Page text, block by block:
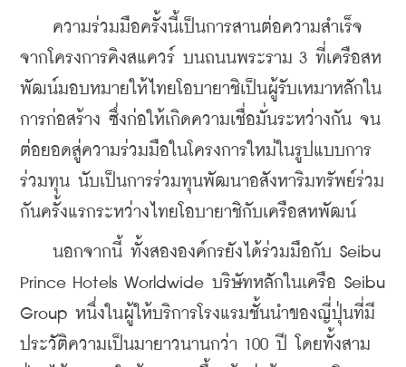
ความร่วมมือครั้งนี้เป็นการสานต่อความสำเร็จ
จากโครงการคิงสแควร์ บนถนนพระราม 3 ที่เครือสห
พัฒน์มอบหมายให้ไทยโอบายาชิเป็นผู้รับเหมาหลักใน
การก่อสร้าง ซึ่งก่อให้เกิดความเชื่อมั่นระหว่างกัน จน
ต่อยอดสู่ความร่วมมือในโครงการใหม่ในรูปแบบการ
ร่วมทุน นับเป็นการร่วมทุนพัฒนาอสังหาริมทรัพย์ร่วม
กันครั้งแรกระหว่างไทยโอบายาชิกับเครือสหพัฒน์
นอกจากนี้ ทั้งสององค์กรยังได้ร่วมมือกับ Seibu
Prince Hotels Worldwide บริษัทหลักในเครือ Seibu
Group หนึ่งในผู้ให้บริการโรงแรมชั้นนำของญี่ปุ่นที่มี
ประวัติความเป็นมายาวนานกว่า 100 ปี โดยทั้งสาม